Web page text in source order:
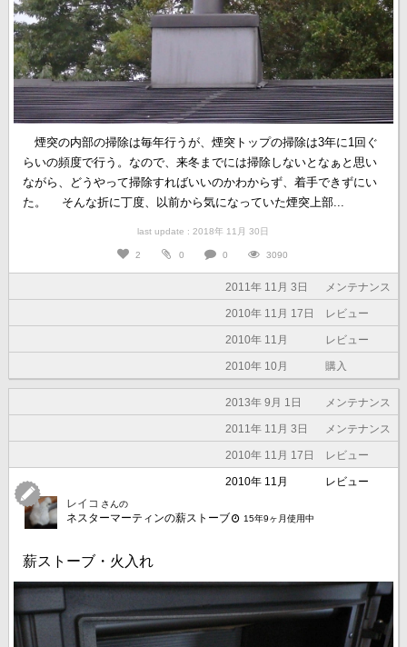
煙突の内部の掃除は毎年行うが、煙突トップの掃除は3年に1回ぐ
らいの頻度で行う。なので、来冬までには掃除しないとなぁと思い
ながら、どうやって掃除すればいいのかわからず、着手できずにい
た。 そんな折に丁度、以前から気になっていた煙突上部...
last update : 2018年 11月 30日
2 0 0 3090
2011年 11月 3日 メンテナンス
2010年 11月 17日 レビュー
2010年 11月 レビュー
2010年 10月 購入
2013年 9月 1日 メンテナンス
2011年 11月 3日 メンテナンス
2010年 11月 17日 レビュー
2010年 11月
レビュー
レイコ さんの
ネスターマーティンの薪ストーブ 15年9ヶ月使用中
薪ストーブ・火入れ